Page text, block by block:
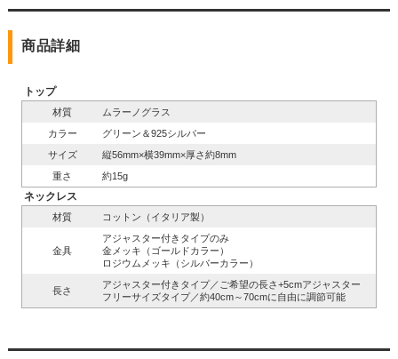
商品詳細
トップ
材質
ムラーノグラス
カラー
グリーン＆925シルバー
サイズ
縦56mm×横39mm×厚さ約8mm
重さ
約15g
ネックレス
材質 コットン（イタリア製）
金具
アジャスター付きタイプのみ
金メッキ（ゴールドカラー）
ロジウムメッキ（シルバーカラー）
長さ
アジャスター付きタイプ／ご希望の長さ+5cmアジャスター
フリーサイズタイプ／約40cm～70cmに自由に調節可能